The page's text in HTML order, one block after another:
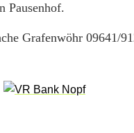
Pausenhof.
Grafenwöhr 09641/